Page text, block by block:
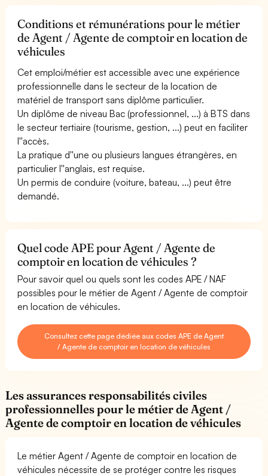
Conditions et rémunérations pour le métier
de Agent / Agente de comptoir en location de
véhicules
Cet emploi/métier est accessible avec une expérience
professionnelle dans le secteur de la location de
matériel de transport sans diplôme particulier.
Un diplôme de niveau Bac (professionnel, ...) à BTS dans
le secteur tertiaire (tourisme, gestion, ...) peut en faciliter
l''accès.
La pratique d''une ou plusieurs langues étrangères, en
particulier l''anglais, est requise.
Un permis de conduire (voiture, bateau, ...) peut être
demandé.
Quel code APE pour Agent / Agente de
comptoir en location de véhicules ?
Pour savoir quel ou quels sont les codes APE / NAF
possibles pour le métier de Agent / Agente de comptoir
en location de véhicules.
Consultez cette page dédiée aux codes APE de Agent
/ Agente de comptoir en location de véhicules
Les assurances responsabilités civiles
professionnelles pour le métier de Agent /
Agente de comptoir en location de véhicules
Le métier Agent / Agente de comptoir en location de
véhicules nécessite de se protéger contre les risques